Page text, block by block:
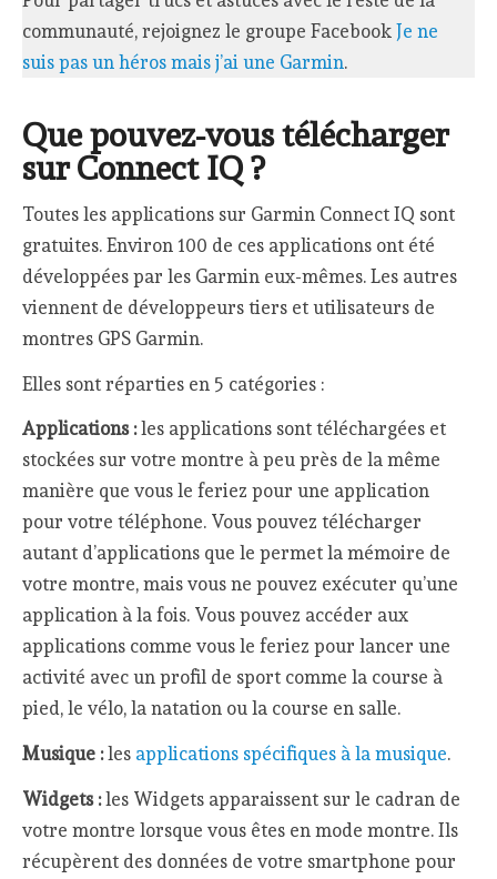
communauté, rejoignez le groupe FacebookJe ne
suis pas un héros mais j’ai une Garmin.
Que pouvez-vous télécharger
sur Connect IQ ?
Toutes les applications sur Garmin Connect IQ sont
gratuites. Environ 100 de ces applications ont été
développées par les Garmin eux-mêmes. Les autres
viennent de développeurs tiers et utilisateurs de
montres GPS Garmin.
Elles sont réparties en 5 catégories :
Applications :les applications sont téléchargées et
stockées sur votre montre à peu près de la même
manière que vous le feriez pour une application
pour votre téléphone. Vous pouvez télécharger
autant d’applications que le permet la mémoire de
votre montre, mais vous ne pouvez exécuter qu’une
application à la fois. Vous pouvez accéder aux
applications comme vous le feriez pour lancer une
activité avec un profil de sport comme la course à
pied, le vélo, la natation ou la course en salle.
Musique :les applications spécifiques à la musique.
Widgets :les Widgets apparaissent sur le cadran de
votre montre lorsque vous êtes en mode montre. Ils
récupèrent des données de votre smartphone pour